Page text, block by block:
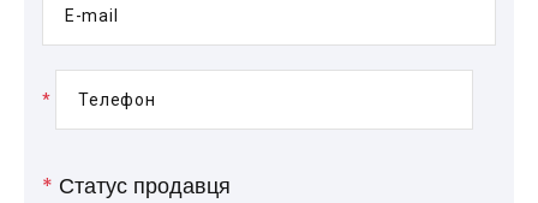
E-mail
* Телефон
* Статус продавця